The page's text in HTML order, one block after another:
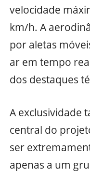
velocidade
km/h. A
por aletas
ar em tempo
dos destaques
A exclusividade
central do
ser
apenas a um